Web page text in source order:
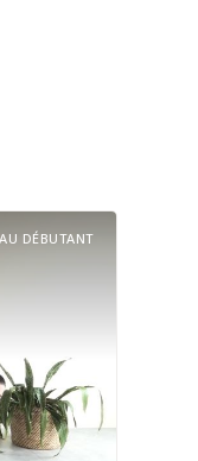
DÉBUTANT